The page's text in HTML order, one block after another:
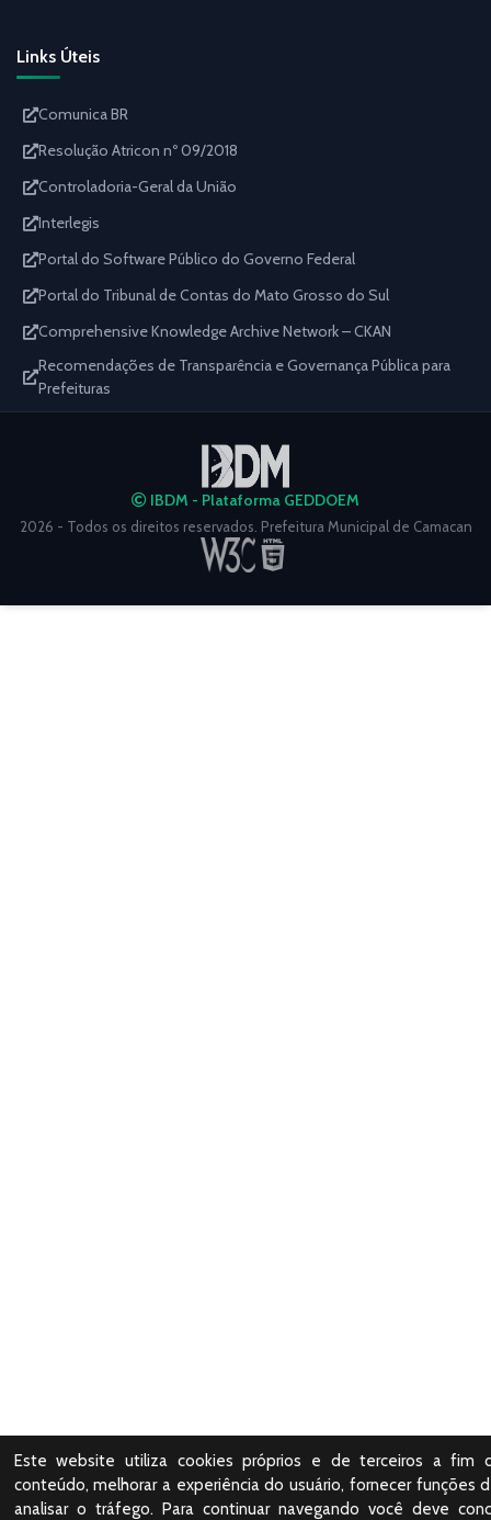
Links Úteis
Comunica BR
Resolução Atricon nº 09/2018
Controladoria-Geral da União
Interlegis
Portal do Software Público do Governo Federal
Portal do Tribunal de Contas do Mato Grosso do Sul
Comprehensive Knowledge Archive Network – CKAN
Recomendações de Transparência e Governança Pública para
Prefeituras
IBDM - Plataforma GEDDOEM
2026 - Todos os direitos reservados. Prefeitura Municipal de Camacan
Este website utiliza cookies próprios e de terceiros a fim
conteúdo, melhorar a experiência do usuário, fornecer funções
analisar o tráfego. Para continuar navegando você deve